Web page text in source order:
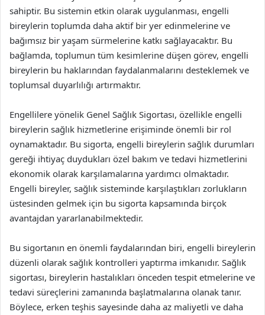
sahiptir. Bu sistemin etkin olarak uygulanması, engelli
bireylerin toplumda daha aktif bir yer edinmelerine ve
bağımsız bir yaşam sürmelerine katkı sağlayacaktır. Bu
bağlamda, toplumun tüm kesimlerine düşen görev, engelli
bireylerin bu haklarından faydalanmalarını desteklemek ve
toplumsal duyarlılığı artırmaktır.
Engellilere yönelik Genel Sağlık Sigortası, özellikle engelli
bireylerin sağlık hizmetlerine erişiminde önemli bir rol
oynamaktadır. Bu sigorta, engelli bireylerin sağlık durumları
gereği ihtiyaç duydukları özel bakım ve tedavi hizmetlerini
ekonomik olarak karşılamalarına yardımcı olmaktadır.
Engelli bireyler, sağlık sisteminde karşılaştıkları zorlukların
üstesinden gelmek için bu sigorta kapsamında birçok
avantajdan yararlanabilmektedir.
Bu sigortanın en önemli faydalarından biri, engelli bireylerin
düzenli olarak sağlık kontrolleri yaptırma imkanıdır. Sağlık
sigortası, bireylerin hastalıkları önceden tespit etmelerine ve
tedavi süreçlerini zamanında başlatmalarına olanak tanır.
Böylece, erken teşhis sayesinde daha az maliyetli ve daha